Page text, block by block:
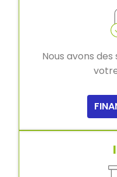
Nous avons